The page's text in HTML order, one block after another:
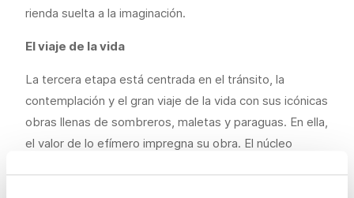
rienda suelta a la imaginación.
El viaje de la vida
La tercera etapa está centrada en el tránsito, la
contemplación y el gran viaje de la vida con sus icónicas
obras llenas de sombreros, maletas y paraguas. En ella,
el valor de lo efímero impregna su obra. El núcleo